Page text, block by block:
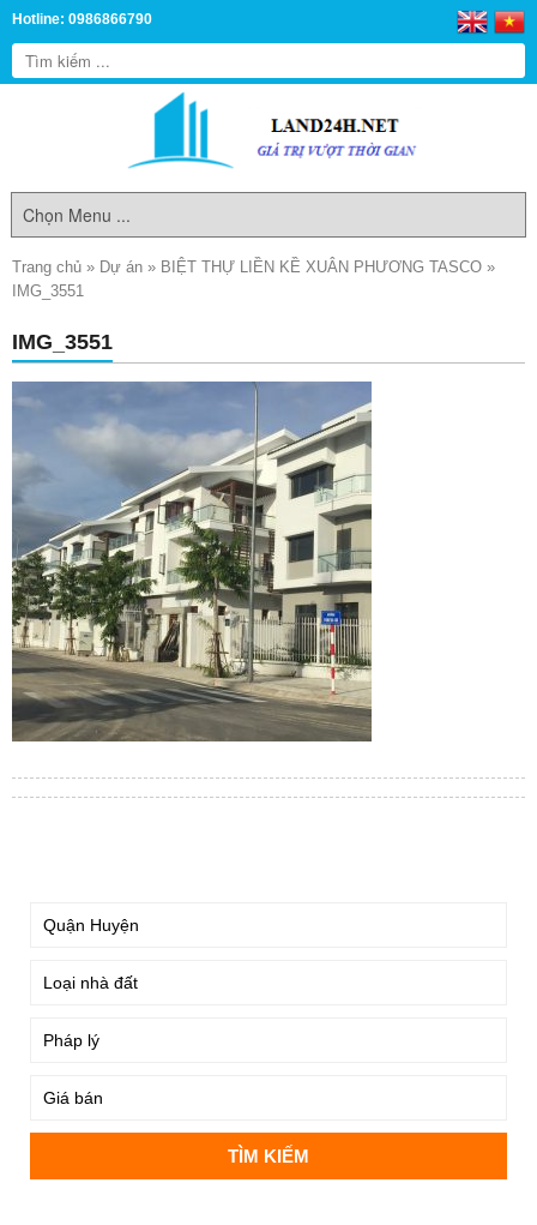
Hotline: 0986866790
Trang chủ » Dự án » BIỆT THỰ LIỀN KỀ XUÂN PHƯƠNG TASCO »
IMG_3551
IMG_3551